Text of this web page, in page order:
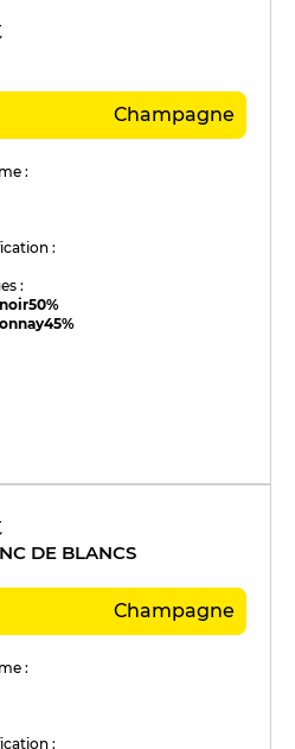
Champagne
:
:
:
50%
45%
DE BLANCS
Champagne
:
: